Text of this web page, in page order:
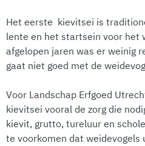
Het eerste kievitsei is
lente en het startsein voor het
afgelopen jaren was er weinig
gaat niet goed met de
Voor Landschap Erfgoed
kievitsei vooral de zorg die
kievit, grutto, tureluur en
te voorkomen dat weidevogels